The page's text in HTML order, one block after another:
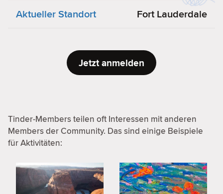
Aktueller Standort Fort Lauderdale
Jetzt anmelden
Tinder-Members teilen oft Interessen mit anderen
Members der Community. Das sind einige Beispiele
für Aktivitäten: